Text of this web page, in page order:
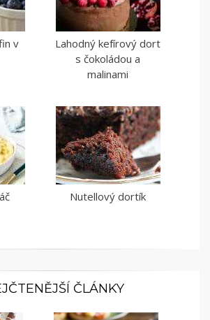
v
Lahodný kefírový dort
s čokoládou a
malinami
Nutellový dortík
ČLÁNKY